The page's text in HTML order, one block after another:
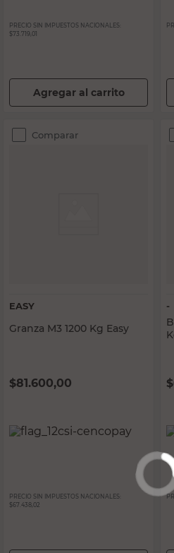
PRECIO SIN IMPUESTOS NACIONALES:
$73.719,01
Agregar al carrito
Comparar
EASY
Granza M3 1200 Kg Easy
$81.600,00
PRECIO SIN IMPUESTOS NACIONALES:
$67.438,02
-
$